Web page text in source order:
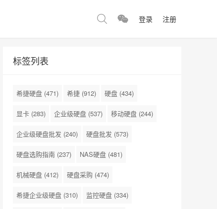
登录 注册
标签列表
希捷硬盘 (471) 希捷 (912) 硬盘 (434)
显卡 (283) 企业级硬盘 (537) 移动硬盘 (244)
企业级硬盘批发 (240) 硬盘批发 (573)
硬盘选购指南 (237) NAS硬盘 (481)
机械硬盘 (412) 硬盘采购 (474)
希捷企业级硬盘 (310) 监控硬盘 (334)